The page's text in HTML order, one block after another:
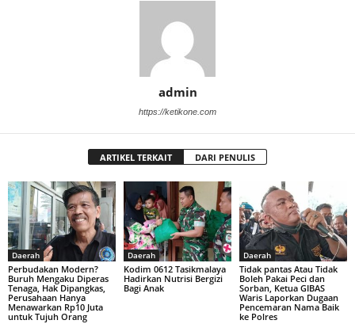
admin
https://ketikone.com
ARTIKEL TERKAIT DARI PENULIS
Daerah
Perbudakan Modern?
Buruh Mengaku Diperas
Tenaga, Hak Dipangkas,
Perusahaan Hanya
Menawarkan Rp10 Juta
untuk Tujuh Orang
Daerah
Kodim 0612 Tasikmalaya
Hadirkan Nutrisi Bergizi
Bagi Anak
Daerah
Tidak pantas Atau Tidak
Boleh Pakai Peci dan
Sorban, Ketua GIBAS
Waris Laporkan Dugaan
Pencemaran Nama Baik
ke Polres